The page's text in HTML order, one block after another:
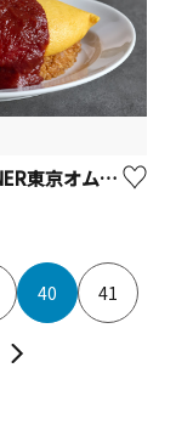
SUNDOWNER東京オムレツ
40 41